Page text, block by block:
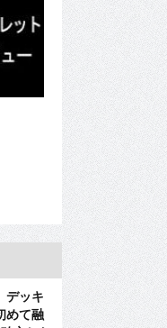
デッキ
めて融